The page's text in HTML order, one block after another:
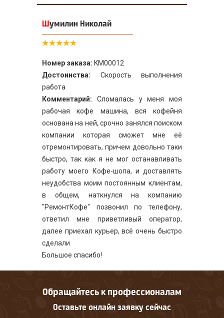
Шумилин Николай
Номер заказа: KM00012
Достоинства: Скорость выполнения
работа
Комментарий: Сломалась у меня моя
рабочая кофе машина, вся кофейня
основана на ней, срочно занялся поиском
компании которая сможет мне её
отремонтировать, причем довольно таки
быстро, так как я не мог останавливать
работу моего Кофе-шопа, и доставлять
неудобства моим постоянным клиентам,
в общем, наткнулся на компанию
"РемонтКофе" позвонил по телефону,
ответил мне приветливый оператор,
далее приехал курьер, всё очень быстро
сделали
Большое спасибо!
Обращайтесь к профессионалам
Оставьте онлайн заявку сейчас